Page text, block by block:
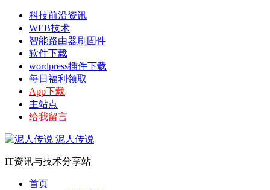
科技前沿资讯
WEB技术
智能路由器刷固件
软件下载
wordpress插件下载
每日福利领取
App下载
主站点
给我留言
泥人传说
IT资讯与技术分享站
首页